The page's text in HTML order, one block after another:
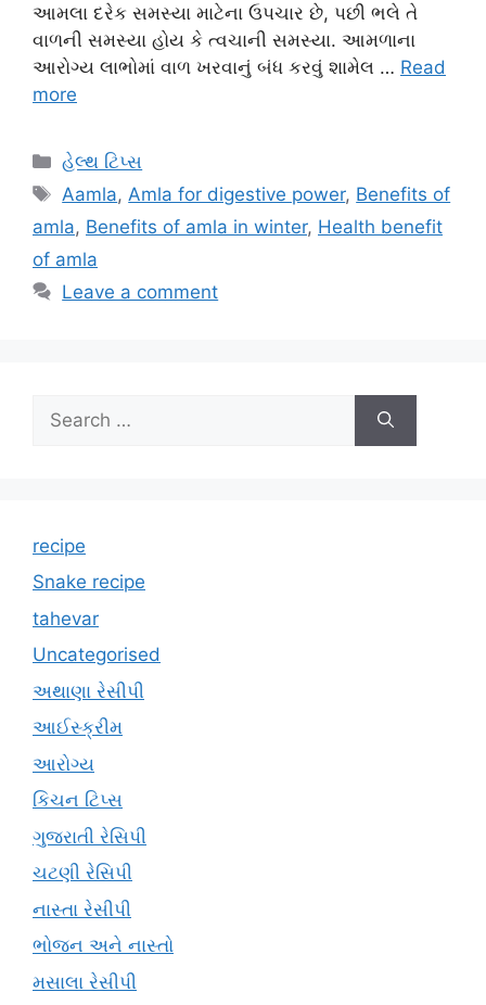
આમલા દરેક સમસ્યા માટેના ઉપચાર છે, પછી ભલે તે
વાળની ​​સમસ્યા હોય કે ત્વચાની સમસ્યા. આમળાના
આરોગ્ય લાભોમાં વાળ ખરવાનું બંધ કરવું શામેલ … Read
more
Categories
હેલ્થ ટિપ્સ
Tags
Aamla, Amla for digestive power, Benefits of
amla, Benefits of amla in winter, Health benefit
of amla
Leave a comment
for:
recipe
Snake recipe
tahevar
Uncategorised
અથાણા રેસીપી
આઈસ્ક્રીમ
આરોગ્ય
કિચન ટિપ્સ
ગુજરાતી રેસિપી
ચટણી રેસિપી
નાસ્તા રેસીપી
ભોજન અને નાસ્તો
મસાલા રેસીપી